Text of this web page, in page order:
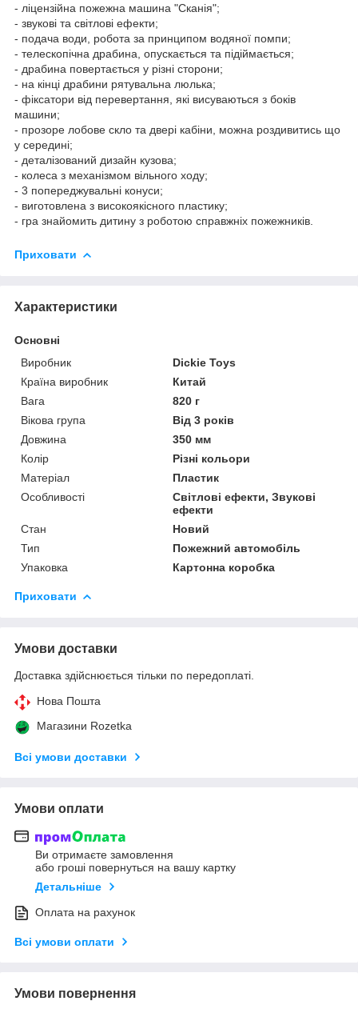
- ліцензійна пожежна машина "Сканія";
- звукові та світлові ефекти;
- подача води, робота за принципом водяної помпи;
- телескопічна драбина, опускається та підіймається;
- драбина повертається у різні сторони;
- на кінці драбини рятувальна люлька;
- фіксатори від перевертання, які висуваються з боків
машини;
- прозоре лобове скло та двері кабіни, можна роздивитись що
у середині;
- деталізований дизайн кузова;
- колеса з механізмом вільного ходу;
- 3 попереджувальні конуси;
- виготовлена з високоякісного пластику;
- гра знайомить дитину з роботою справжніх пожежників.
Приховати
Характеристики
Основні
Виробник
Dickie Toys
Країна виробник
Китай
Вага
820 г
Вікова група
Від 3 років
Довжина
350 мм
Колір
Різні кольори
Матеріал
Пластик
Особливості
Світлові ефекти, Звукові
ефекти
Стан
Новий
Тип
Пожежний автомобіль
Упаковка
Картонна коробка
Приховати
Умови доставки
Доставка здійснюється тільки по передоплаті.
Нова Пошта
Магазини Rozetka
Всі умови доставки
Умови оплати
Ви отримаєте замовлення
або гроші повернуться на вашу картку
Детальніше
Оплата на рахунок
Всі умови оплати
Умови повернення